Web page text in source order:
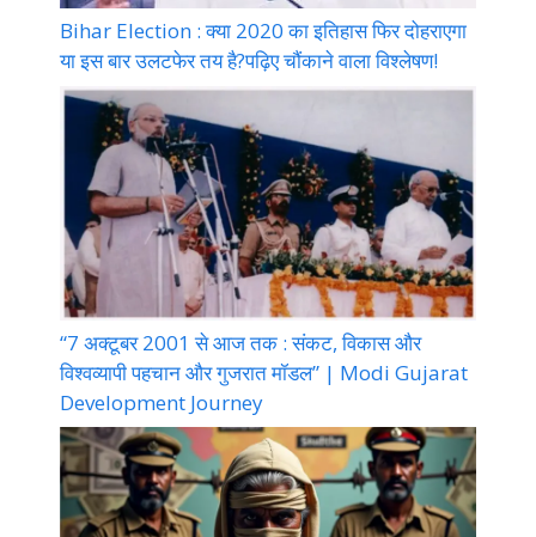
Bihar Election : क्या 2020 का इतिहास फिर दोहराएगा
या इस बार उलटफेर तय है?पढ़िए चौंकाने वाला विश्लेषण!
“7 अक्टूबर 2001 से आज तक : संकट, विकास और
विश्वव्यापी पहचान और गुजरात मॉडल” | Modi Gujarat
Development Journey